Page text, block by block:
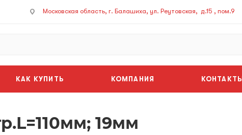
Московская область, г. Балашиха, ул. Реутовская, д.15 , пом.9
КАК КУПИТЬ КОМПАНИЯ КОНТАКТЫ
19мм